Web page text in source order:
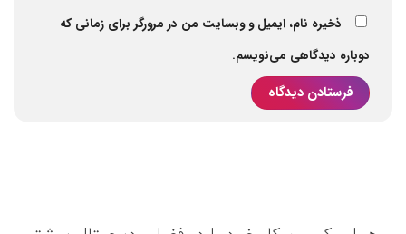
ذخیره نام، ایمیل و وبسایت من در مرورگر برای زمانی که
دوباره دیدگاهی می‌نویسم.